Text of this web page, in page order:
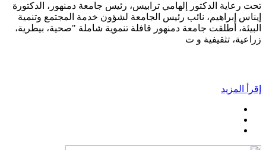
تحت رعاية الدكتور إلهامي ترابيس، رئيس جامعة دمنهور، الدكتورة
إيناس إبراهيم، نائب رئيس الجامعة لشؤون خدمة المجتمع وتنمية
البيئة، أطلقت جامعة دمنهور قافلة تنموية شاملة "صحية، بيطرية،
زراعية، تثقيفية و ت
إقرأ المزيد